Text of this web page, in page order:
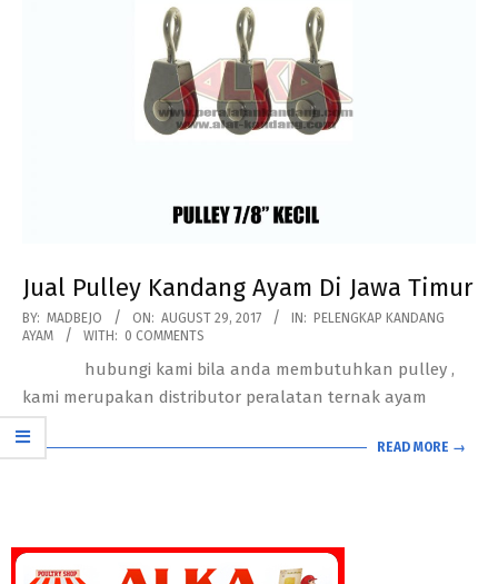
Jual Pulley Kandang Ayam Di Jawa Timur
2017-
08-
BY: MADBEJO ON: AUGUST 29, 2017 IN:
PELENGKAP KANDANG
AYAM
WITH: 0 COMMENTS
hubungi kami bila anda membutuhkan pulley ,
kami merupakan distributor peralatan ternak ayam
READ MORE →